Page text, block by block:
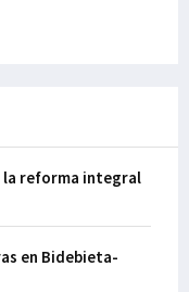
reforma integral
en Bidebieta-